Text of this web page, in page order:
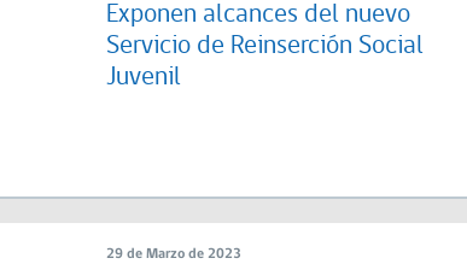
Exponen alcances del nuevo
Servicio de Reinserción Social
Juvenil
29 de Marzo de 2023